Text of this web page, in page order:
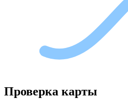
Проверка карты